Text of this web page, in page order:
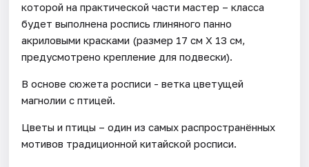
которой на практической части мастер – класса
будет выполнена роспись глиняного панно
акриловыми красками (размер 17 см Х 13 см,
предусмотрено крепление для подвески).
В основе сюжета росписи - ветка цветущей
магнолии с птицей.
Цветы и птицы – один из самых распространённых
мотивов традиционной китайской росписи.